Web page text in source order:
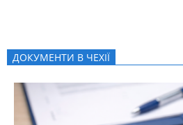
ДОКУМЕНТИ В ЧЕХІЇ